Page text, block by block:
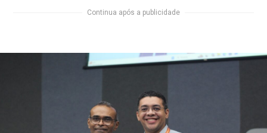
Continua após a publicidade